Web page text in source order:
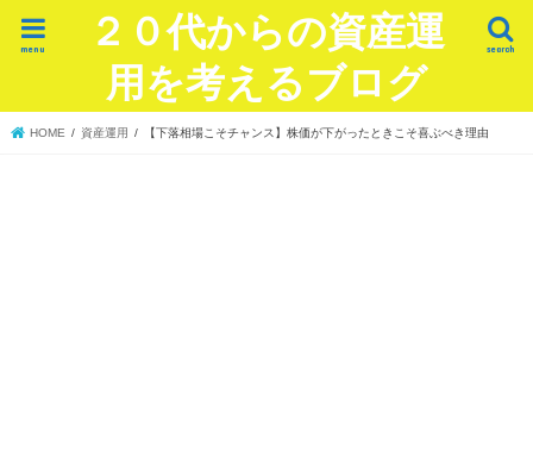
２０代からの資産運
用を考えるブログ
search
menu
HOME 資産運用 【下落相場こそチャンス】株価が下がったときこそ喜ぶべき理由